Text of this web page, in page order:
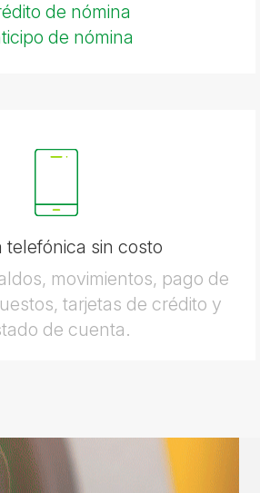
de nómina
de nómina
telefónica sin costo
movimientos, pago de
tarjetas de crédito y
de cuenta.